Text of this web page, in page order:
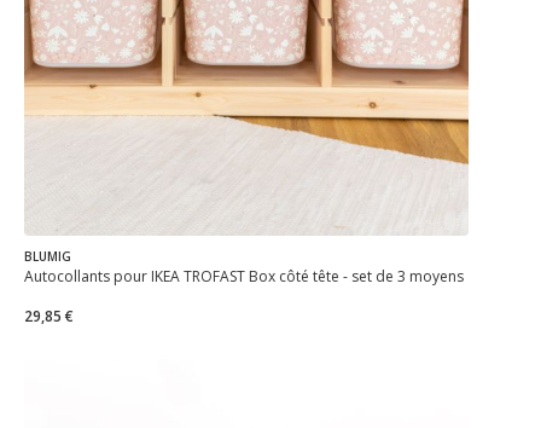
BLUMIG
Autocollants pour IKEA TROFAST Box côté tête - set de 3 moyens
29,85 €